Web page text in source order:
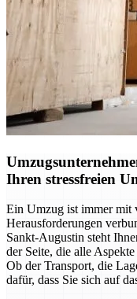
Ihren stressfreien
Ein Umzug ist immer mit
Herausforderungen
Sankt-Augustin steht
der Seite, die alle
Ob der Transport, die
dafür, dass Sie sich auf